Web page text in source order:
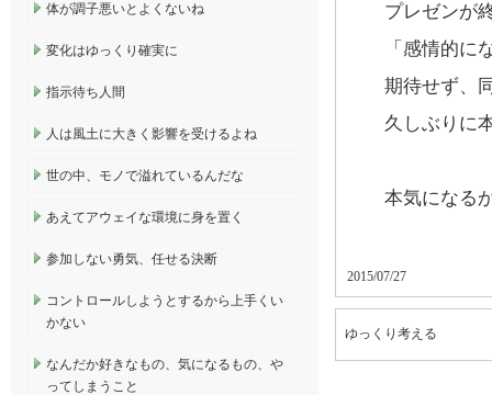
プレゼンが
「感情的に
期待せず、
久しぶりに
本気になる
2015/07/27
ゆっくり考える
体が調子悪いとよくないね
変化はゆっくり確実に
指示待ち人間
人は風土に大きく影響を受けるよね
世の中、モノで溢れているんだな
あえてアウェイな環境に身を置く
参加しない勇気、任せる決断
コントロールしようとするから上手くい
かない
なんだか好きなもの、気になるもの、や
ってしまうこと